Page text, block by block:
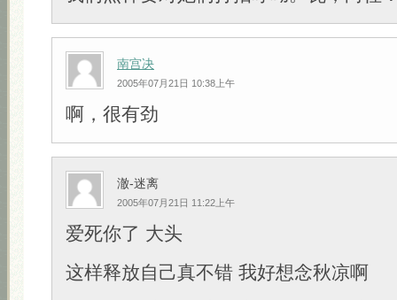
南宫决
2005年07月21日 10:38上午
啊，很有劲
澈-迷离
2005年07月21日 11:22上午
爱死你了 大头
这样释放自己真不错 我好想念秋凉啊